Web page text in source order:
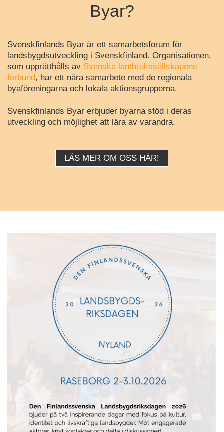
Byar?
Svenskfinlands Byar är ett samarbetsforum för
landsbygdsutveckling i Svenskfinland. Organisationen,
som upprätthålls av Svenska lantbrukssällskapens
förbund, har ett nära samarbete med de regionala
byaföreningarna och lokala aktionsgrupperna.
Svenskfinlands Byar erbjuder byarna stöd i deras
utveckling och möjlighet att lära av varandra.
LÄS MER OM OSS HÄR!